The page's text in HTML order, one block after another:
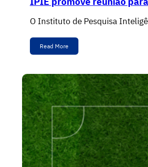
O Instituto de Pesquisa
Read More